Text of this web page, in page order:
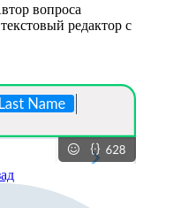
вопроса
редактор с